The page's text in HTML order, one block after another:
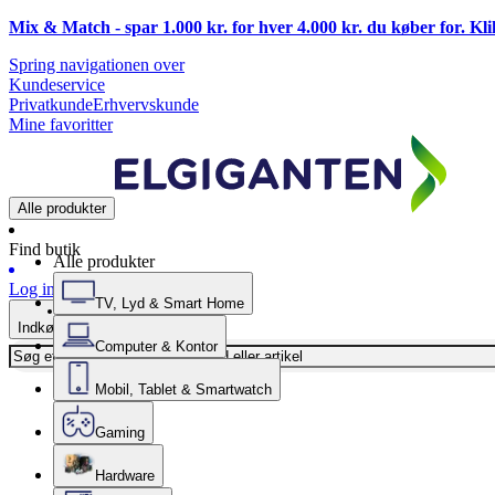
Mix & Match - spar 1.000 kr. for hver 4.000 kr. du køber for.
Spring navigationen over
Kundeservice
PrivatkundeErhvervskunde
Mine favoritter
Alle produkter
Find butik
Log ind
Indkøbskurv
Alle produkter
TV, Lyd & Smart Home
Computer & Kontor
Mobil, Tablet & Smartwatch
Gaming
Hardware